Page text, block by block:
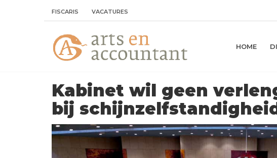
FISCARIS VACATURES
HOME
Kabinet wil geen
bij